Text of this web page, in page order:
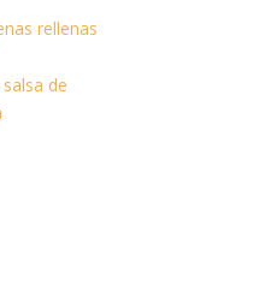
rellenas
salsa de